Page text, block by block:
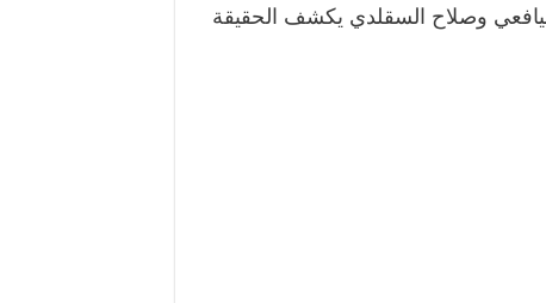
وصلاح السقلدي يكشف الحقيقة